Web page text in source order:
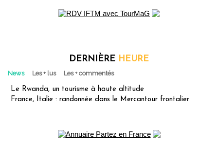
DERNIÈRE HEURE
News Les + lus Les + commentés
Le Rwanda, un tourisme à haute altitude
France, Italie : randonnée dans le Mercantour frontalier